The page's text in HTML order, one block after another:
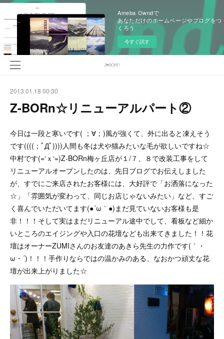
Ameba Owndで
あなただけのホームページやブログをつ
くろう
今すぐ試す
2013.01.18 00:30
Z-BORn☆リニューアルパート②
今日は一段と寒いです( ；∀；)風が強くて、外に出ると凍えそう
です((((；ﾟДﾟ))))人間も冬は犬や猫みたいな毛が欲しいですね☆
中村です(=‘ｘ‘=)Z-BORn梅ヶ丘店が１/７、８で改装工事をして
リニューアルオープンしたのは、先日ブログでお伝えしました
が、すでにご来店されたお客様には、大好評で「お洒落になった
☆」「雰囲気が変わって、同じお店じゃないみたい」など、すご
く喜んでいただいてます(●´ω｀●)まだ見ていないお客様も是
非！！！そして実はまだリニューアル途中でして、看板など細か
いところのエイジングや入口の花壇なども出来てきました！！花
壇はオーナーZUMIさんのお友達のあきら先生の力作です(｀・
ω・´)！！！手作りならではの温かみのある、なおかつ頑丈な花
壇が出来上がりました☆